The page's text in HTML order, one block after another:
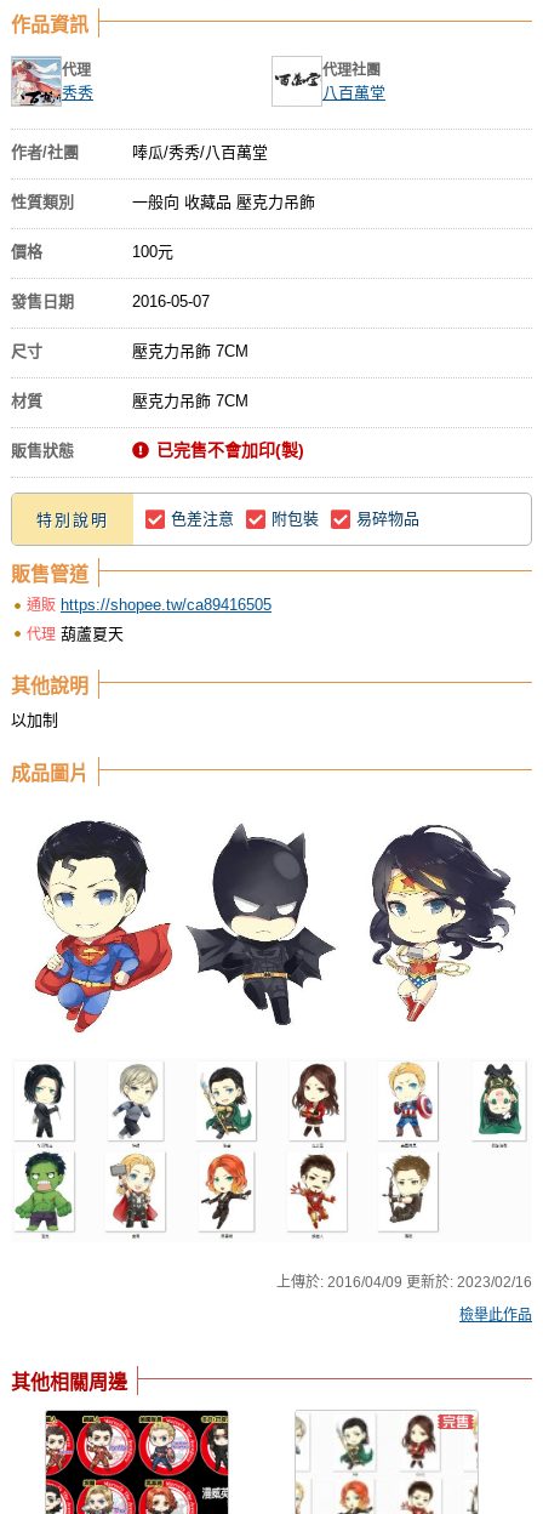
作品資訊
代理
秀秀
代理社團
八百萬堂
作者/社團 唪瓜/秀秀/八百萬堂
性質類別 一般向 收藏品 壓克力吊飾
價格 100元
發售日期 2016-05-07
尺寸 壓克力吊飾 7CM
材質 壓克力吊飾 7CM
販售狀態 已完售不會加印(製)
特別說明 色差注意 附包裝 易碎物品
販售管道
通販 https://shopee.tw/ca89416505
代理葫蘆夏天
其他說明
以加制
成品圖片
上傳於: 2016/04/09 更新於: 2023/02/16
檢舉此作品
其他相關周邊